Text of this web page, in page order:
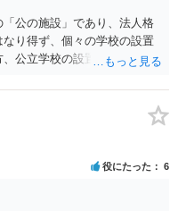
公の施設」であり、法人格
り得ず、個々の学校の設置
公立学校の設置者である地
業の主体となっています。
取扱いとしては「教育機関」
行政財産」とされています。
役にたった 6